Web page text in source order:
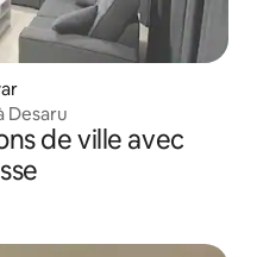
Desaru
de ville avec